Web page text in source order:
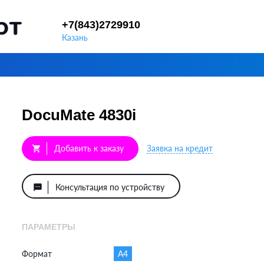
+7(843)2729910
Казань
DocuMate 4830i
shopping_cart Добавить к заказу Заявка на кредит
textsms Консультация по устройству
ПАРАМЕТРЫ
Формат A4